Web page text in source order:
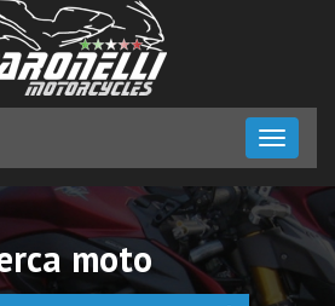
Toggle
moto